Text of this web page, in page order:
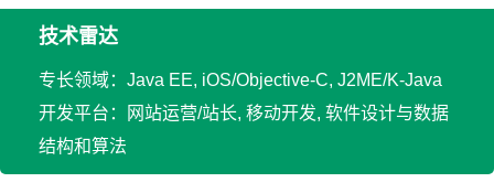
技术雷达
专长领域：Java EE, iOS/Objective-C, J2ME/K-Java
开发平台：网站运营/站长, 移动开发, 软件设计与数据
结构和算法